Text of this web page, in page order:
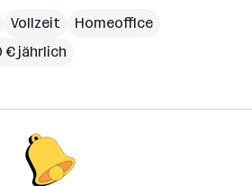
Vollzeit
Homeoffice
€ jährlich